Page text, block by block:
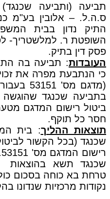
תביעה (ותביעה
ס.ה.ל. – אלובין בע"מ
התיק נדון בבית
פסק דין בתיק.
העובדות: תביעה בה
כי הנתבעת מפרה את
(מדגם
בתביעה שכנגד
ביטול רישום המדגם
חסר כל תוקף.
תוצאות ההליך: בית
שכנגד (בכל הקשור
שכנגד תשא בהוצאות
טרחת בא כוחה בסכום כולל של
נקודות מרכזיות שנדונו